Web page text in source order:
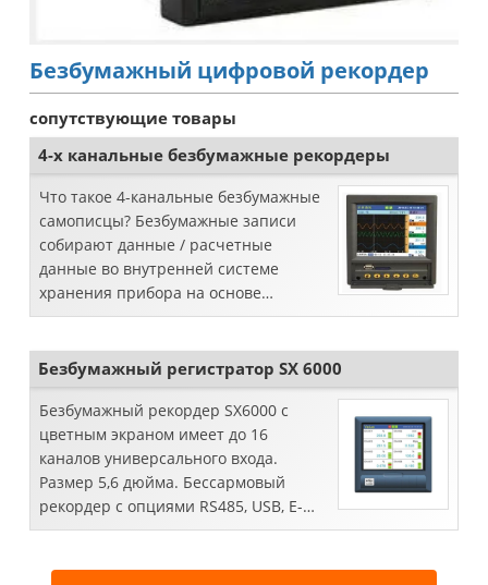
Безбумажный цифровой рекордер
сопутствующие товары
4-х канальные безбумажные рекордеры
Что такое 4-канальные безбумажные
самописцы? Безбумажные записи
собирают данные / расчетные
данные во внутренней системе
хранения прибора на основе
времени, без использования каких-
Безбумажный регистратор SX 6000
Безбумажный рекордер SX6000 с
цветным экраном имеет до 16
каналов универсального входа.
Размер 5,6 дюйма. Бессармовый
рекордер с опциями RS485, USB, E-
thernet. Свяжитесь с нами, чтобы